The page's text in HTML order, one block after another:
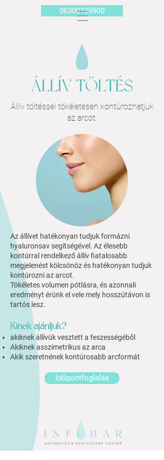
06300105900
ÁLLÍV TÖLTÉS
Állív töltéssel tökéletesen kontúrozhatjuk
az arcot.
Az állívet hatékonyan tudjuk formázni
hyaluronsav segítségével. Azélesebb
kontúrral rendelkező állív fiatalosabb
megjelenést kölcsönöz és hatékonyan tudjuk
kontúrozni az arcot.
Tökéletes volumen pótlásra, és azonnali
eredményt érünk el vele mely hosszútávon is
tartós lesz.
Kinek ajánljuk?
akiknek állívük vesztett a feszességéből
Akiknek asszimetrikus az arca
Akik szeretnének kontúrosabb arcformát
Időpontfoglalás